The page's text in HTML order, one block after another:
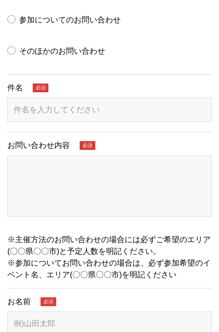
日本小児科学会専門医。2児の子育てに奮闘中。仕事人間で正
その願望に寄り添う父親へ。家族仲良く、皆が目標に向かっ
て挑戦する家庭へと、変化するきっかけとなった学びを、実
参加についてのお問い合わせ
そのほかのお問い合わせ
件名 必須
お問い合わせ内容 必須
※主催方法のお問い合わせの場合には必ずご希望のエリア
(〇〇県〇〇市)と予定人数を明記ください。
※参加についてお問い合わせの場合は、必ず参加希望のイ
ベント名、エリア(〇〇県〇〇市)を明記ください
お名前 必須